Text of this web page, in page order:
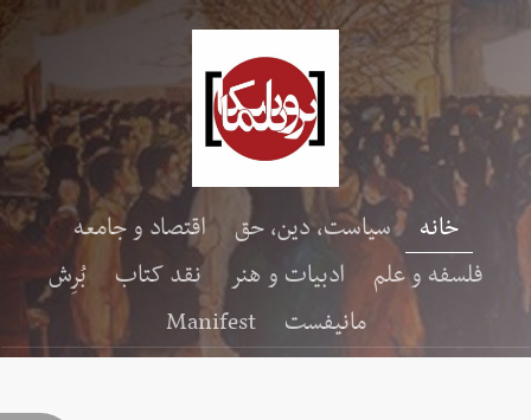
خانه سیاست، دین، حق
اقتصاد و جامعه
فلسفه و علم
ادبیات و هنر نقد کتاب
بُرِش
مانیفست
Manifest